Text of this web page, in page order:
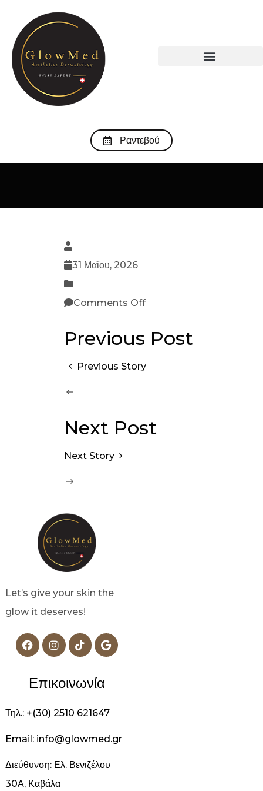
Ραντεβού
31 Μαΐου, 2026
Comments Off
Previous Post
Previous Story
Next Post
Next Story
Let’s give your skin the
glow it deserves!
Επικοινωνία
Τηλ.: +(30) 2510 621647
Email: info@glowmed.gr
Διεύθυνση: Ελ. Βενιζέλου
30Α, Καβάλα